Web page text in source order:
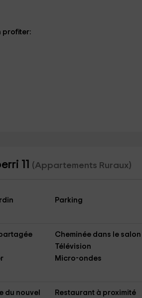
profiter:
11 (Appartements Ruraux)
Parking
Cheminée dans le salon
Télévision
Micro-ondes
du nouvel
Restaurant à proximité